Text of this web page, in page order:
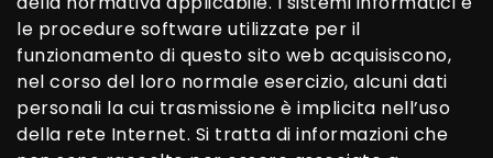
le procedure software utilizzate per il
funzionamento di questo sito web acquisiscono,
nel corso del loro normale esercizio, alcuni dati
personali la cui trasmissione è implicita nell’uso
della rete Internet. Si tratta di informazioni che